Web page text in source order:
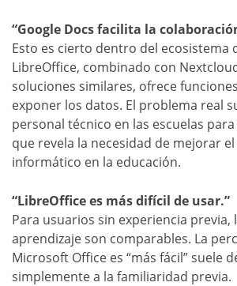
“Google Docs facilita la
Esto es cierto dentro del ecosistema
LibreOffice, combinado con
soluciones similares, ofrece
exponer los datos. El problema real
personal técnico en las escuelas
que revela la necesidad de mejorar
informático en la educación.
“LibreOffice es más difícil de usar.”
Para usuarios sin experiencia previa,
aprendizaje son comparables. La
Microsoft Office es “más fácil” suele
simplemente a la familiaridad previa.